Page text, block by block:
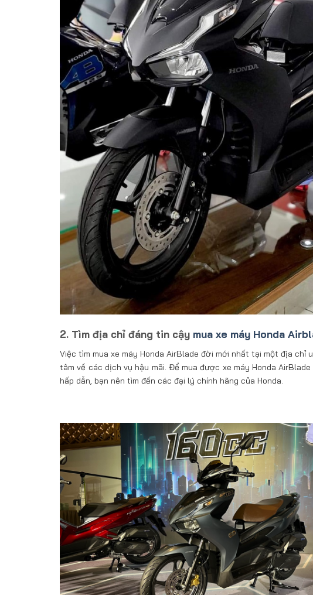
2. Tìm địa chỉ đáng tin cậy mua xe máy Honda
Việc tìm mua xe máy Honda AirBlade đời mới nhất tại một địa
tâm về các dịch vụ hậu mãi. Để mua được xe máy Honda
hấp dẫn, bạn nên tìm đến các đại lý chính hãng của Honda.